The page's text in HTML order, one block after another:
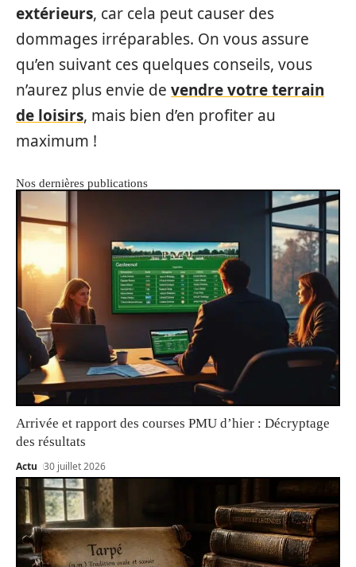
extérieurs, car cela peut causer des
dommages irréparables. On vous assure
qu’en suivant ces quelques conseils, vous
n’aurez plus envie de vendre votre terrain
de loisirs, mais bien d’en profiter au
maximum !
Nos dernières publications
Arrivée et rapport des courses PMU d’hier : Décryptage
des résultats
Actu 30 juillet 2026